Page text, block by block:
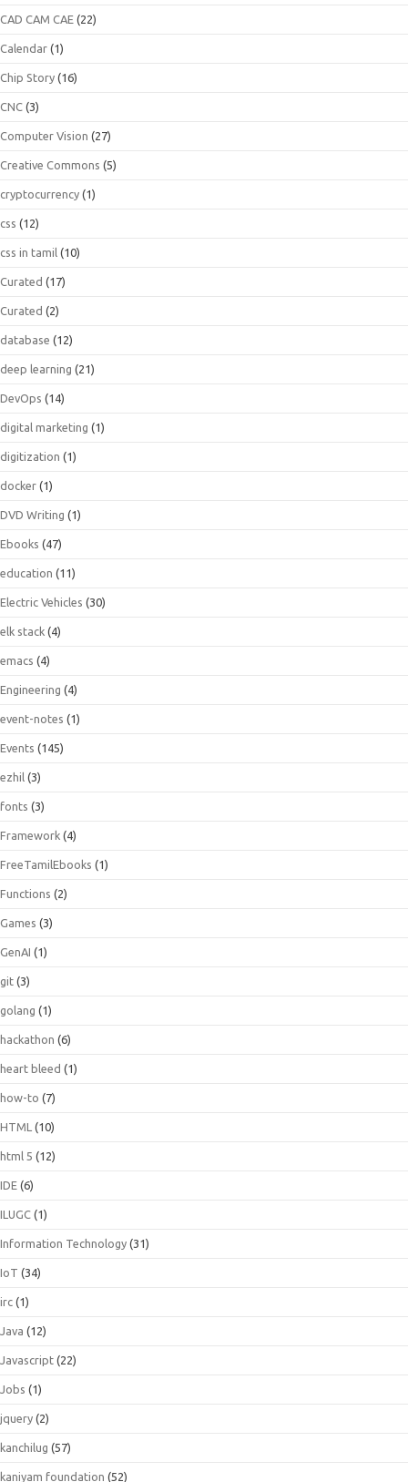
CAD CAM CAE (22)
Calendar (1)
Chip Story (16)
CNC (3)
Computer Vision (27)
Creative Commons (5)
cryptocurrency (1)
css (12)
css in tamil (10)
Curated (17)
Curated (2)
database (12)
deep learning (21)
DevOps (14)
digital marketing (1)
digitization (1)
docker (1)
DVD Writing (1)
Ebooks (47)
education (11)
Electric Vehicles (30)
elk stack (4)
emacs (4)
Engineering (4)
event-notes (1)
Events (145)
ezhil (3)
fonts (3)
Framework (4)
FreeTamilEbooks (1)
Functions (2)
Games (3)
GenAI (1)
git (3)
golang (1)
hackathon (6)
heart bleed (1)
how-to (7)
HTML (10)
html 5 (12)
IDE (6)
ILUGC (1)
Information Technology (31)
IoT (34)
irc (1)
Java (12)
Javascript (22)
Jobs (1)
jquery (2)
kanchilug (57)
kaniyam foundation (52)